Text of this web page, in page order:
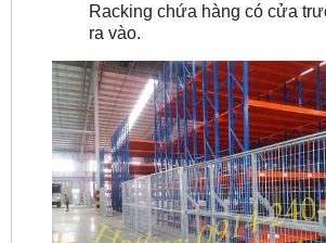
Racking chứa hàng có cửa
ra vào.